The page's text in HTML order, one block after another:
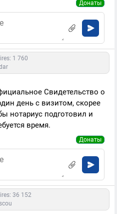
Донаты
1 760
Свидетельство о
день с визитом, скорее
нотариус подготовил и
время.
Донаты
36 152